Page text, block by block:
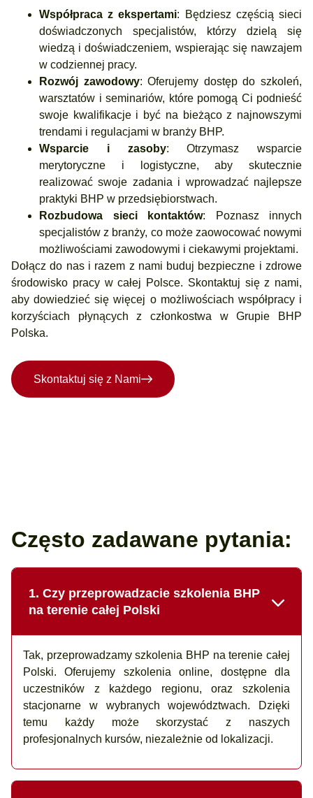
Współpraca z ekspertami: Będziesz częścią sieci
doświadczonych specjalistów, którzy dzielą się
wiedzą i doświadczeniem, wspierając się nawzajem
w codziennej pracy.
Rozwój zawodowy: Oferujemy dostęp do szkoleń,
warsztatów i seminariów, które pomogą Ci podnieść
swoje kwalifikacje i być na bieżąco z najnowszymi
trendami i regulacjami w branży BHP.
Wsparcie i zasoby: Otrzymasz wsparcie
merytoryczne i logistyczne, aby skutecznie
realizować swoje zadania i wprowadzać najlepsze
praktyki BHP w przedsiębiorstwach.
Rozbudowa sieci kontaktów: Poznasz innych
specjalistów z branży, co może zaowocować nowymi
możliwościami zawodowymi i ciekawymi projektami.
Dołącz do nas i razem z nami buduj bezpieczne i zdrowe
środowisko pracy w całej Polsce. Skontaktuj się z nami,
aby dowiedzieć się więcej o możliwościach współpracy i
korzyściach płynących z członkostwa w Grupie BHP
Polska.
Skontaktuj się z Nami
Często zadawane pytania:
1. Czy przeprowadzacie szkolenia BHP
na terenie całej Polski
Tak, przeprowadzamy szkolenia BHP na terenie całej
Polski. Oferujemy szkolenia online, dostępne dla
uczestników z każdego regionu, oraz szkolenia
stacjonarne w wybranych województwach. Dzięki
temu każdy może skorzystać z naszych
profesjonalnych kursów, niezależnie od lokalizacji.